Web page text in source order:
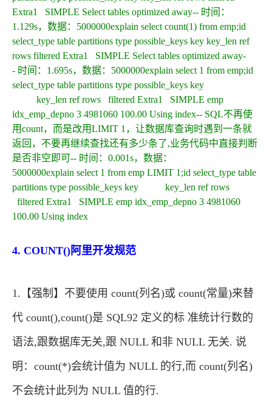
Extra1 SIMPLE Select tables optimized away-- 时间：
1.129s，数据：5000000explain select count(1) from emp;id
select_type table partitions type possible_keys key key_len ref
rows filtered Extra1 SIMPLE Select tables optimized away-
- 时间：1.695s，数据：5000000explain select 1 from emp;id
select_type table partitions type possible_keys key
key_len ref rows filtered Extra1 SIMPLE emp
idx_emp_depno 3 4981060 100.00 Using index-- SQL不再使
用count，而是改用LIMIT 1 ，让数据库查询时遇到一条就
返回，不要再继续查找还有多少条了,业务代码中直接判断
是否非空即可-- 时间：0.001s，数据：
5000000explain select 1 from emp LIMIT 1 ;id select_type table
partitions type possible_keys key key_len ref rows
filtered Extra1 SIMPLE emp idx_emp_depno 3 4981060
100.00 Using index
4. COUNT()阿里开发规范
1.【强制】不要使用 count(列名)或 count(常量)来替
代 count(),count()是 SQL92 定义的标 准统计行数的
语法,跟数据库无关,跟 NULL 和非 NULL 无关. 说
明：count(*)会统计值为 NULL 的行,而 count(列名)
不会统计此列为 NULL 值的行.